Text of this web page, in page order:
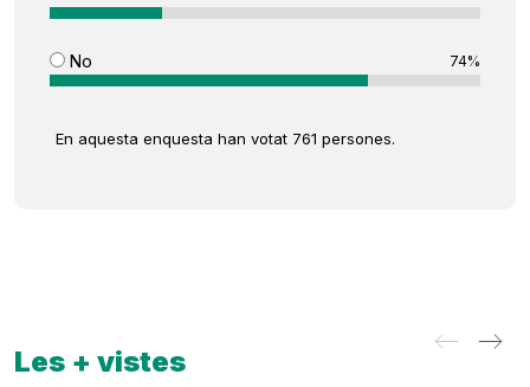
No 74%
En aquesta enquesta han votat 761 persones.
Les + vistes